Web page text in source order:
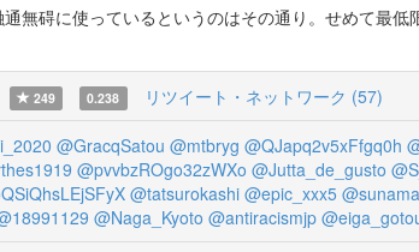
無碍に使っているというのはその通り。せめて最
249 0.238 リツイート・ネットワーク (57)
@GracqSatou @mtbryg @QJapq2v5xFfgq0h
@pvvbzROgo32zWXo @Jutta_de_gusto
@tatsurokashi @epic_xxx5
@Naga_Kyoto @antiracismjp